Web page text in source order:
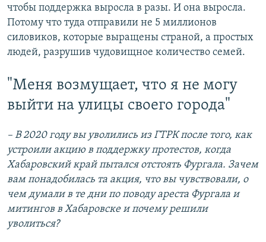
чтобы поддержка выросла в разы. И она выросла.
Потому что туда отправили не 5 миллионов
силовиков, которые выращены страной, а простых
людей, разрушив чудовищное количество семей.
"Меня возмущает, что я не могу
выйти на улицы своего города"
– В 2020 году вы уволились из ГТРК после того, как
устроили акцию в поддержку протестов, когда
Хабаровский край пытался отстоять Фургала. Зачем
вам понадобилась та акция, что вы чувствовали, о
чем думали в те дни по поводу ареста Фургала и
митингов в Хабаровске и почему решили
уволиться?